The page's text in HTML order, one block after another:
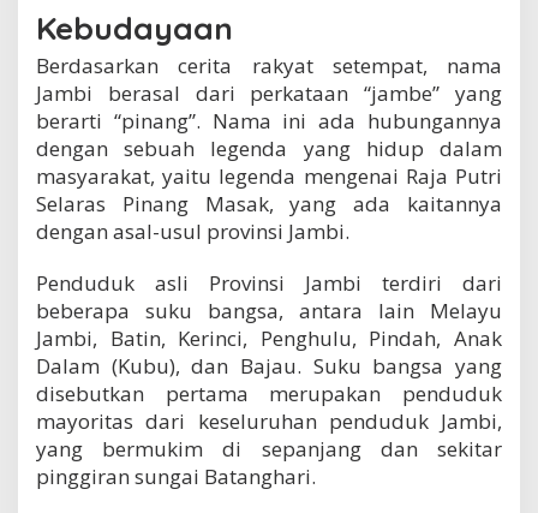
Kebudayaan
Berdasarkan cerita rakyat setempat, nama
Jambi berasal dari perkataan “jambe” yang
berarti “pinang”. Nama ini ada hubungannya
dengan sebuah legenda yang hidup dalam
masyarakat, yaitu legenda mengenai Raja Putri
Selaras Pinang Masak, yang ada kaitannya
dengan asal-usul provinsi Jambi.
Penduduk asli Provinsi Jambi terdiri dari
beberapa suku bangsa, antara lain Melayu
Jambi, Batin, Kerinci, Penghulu, Pindah, Anak
Dalam (Kubu), dan Bajau. Suku bangsa yang
disebutkan pertama merupakan penduduk
mayoritas dari keseluruhan penduduk Jambi,
yang bermukim di sepanjang dan sekitar
pinggiran sungai Batanghari.